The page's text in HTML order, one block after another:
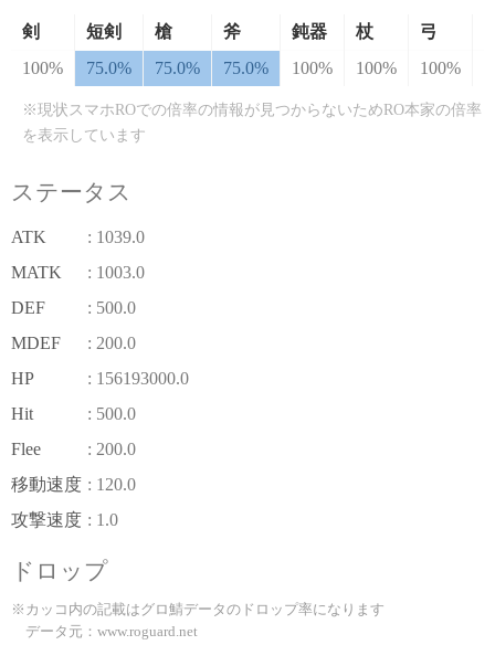
剣 短剣 槍 斧 鈍器 杖 弓
100%
75.0% 75.0% 75.0% 100% 100% 100%
※現状スマホROでの倍率の情報が見つからないためRO本家の倍率
を表示しています
ステータス
ATK
: 1039.0
MATK
: 1003.0
DEF
: 500.0
MDEF
: 200.0
HP
: 156193000.0
Hit
: 500.0
Flee
: 200.0
移動速度 : 120.0
攻撃速度 : 1.0
ドロップ
※カッコ内の記載はグロ鯖データのドロップ率になります
データ元：www.roguard.net